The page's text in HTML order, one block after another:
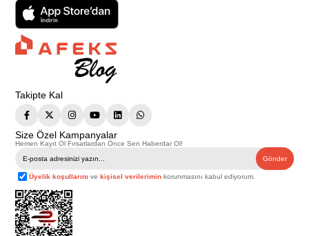
Takipte Kal
Size Özel Kampanyalar
Hemen Kayıt Ol Fırsatlardan Önce Sen Haberdar Ol!
Gönder
Üyelik koşullarını vekişisel verilerimin korunmasını kabul ediyorum.